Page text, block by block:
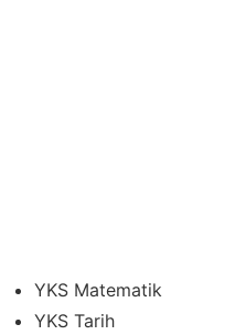
YKS Matematik
YKS Tarih